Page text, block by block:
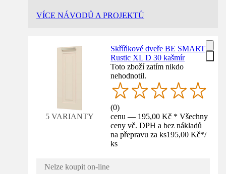
VÍCE NÁVODŮ A PROJEKTŮ
5 VARIANTY
Skříňkové dveře BE SMART
Rustic XL D 30 kašmír
Toto zboží zatím nikdo
nehodnotil.
(0)
cenu — 195,00 Kč * Všechny
ceny vč. DPH a bez nákladů
na přepravu za ks195,00 Kč*/
ks
Nelze koupit on-line